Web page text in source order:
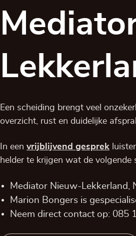
Een scheiding brengt veel
overzicht, rust en duidelijke
In een vrijblijvend gesprek
helder te krijgen wat de volgende
Mediator Nieuw-Lekkerland,
Marion Bongers is
Neem direct contact op: 085